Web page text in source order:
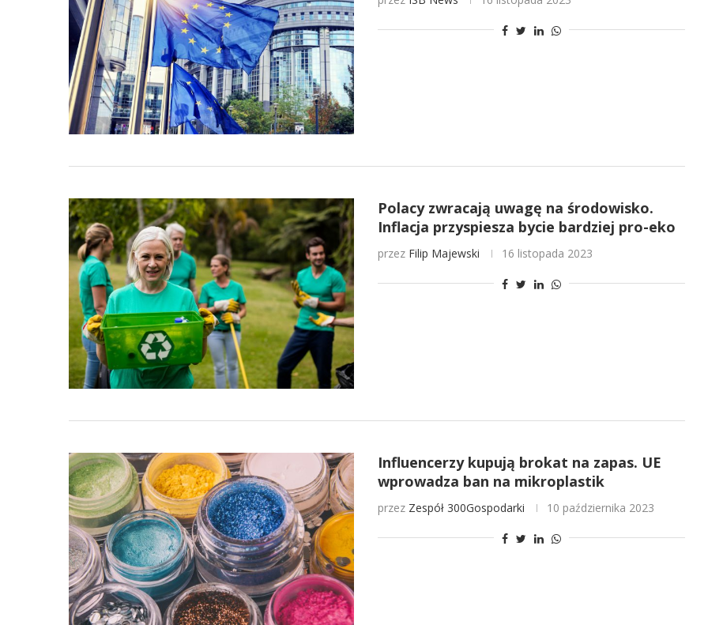
Polacy zwracają uwagę na środowisko.
Inflacja przyspiesza bycie bardziej pro-eko
przez Filip Majewski 16 listopada 2023
Influencerzy kupują brokat na zapas. UE
wprowadza ban na mikroplastik
przez Zespół 300Gospodarki 10 października 2023